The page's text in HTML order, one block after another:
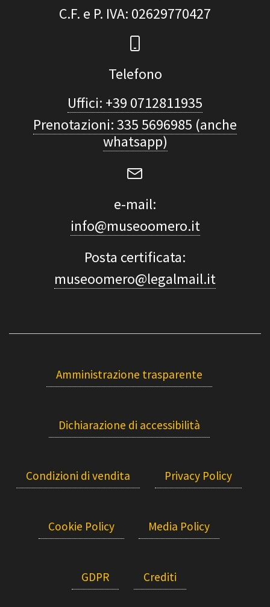
C.F. e P. IVA: 02629770427
Telefono
Uffici: +39 0712811935
Prenotazioni: 335 5696985 (anche
whatsapp)
e-mail:
info@museoomero.it
Posta certificata:
museoomero@legalmail.it
Amministrazione trasparente
Dichiarazione di accessibilità
Condizioni di vendita Privacy Policy
Cookie Policy Media Policy
GDPR Crediti